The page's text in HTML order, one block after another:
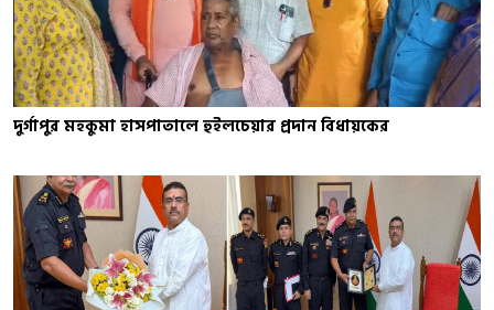
দুর্গাপুর মহকুমা হাসপাতালে হুইলচেয়ার প্রদান বিধায়কের